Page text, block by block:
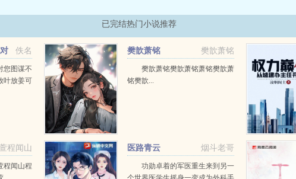
已完结热门小说推荐
佚名
您图谋不
叶放姜可
樊歆萧铭
樊歆萧铭
樊歆萧铭樊歆萧铭萧铭樊歆萧
铭樊歆...
程闻山
程闻山程
烟斗老哥
医路青云
功勋卓着的军医重生来到另一